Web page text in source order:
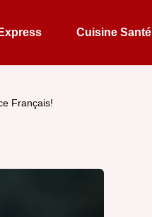
Cuisine Santé
Français!